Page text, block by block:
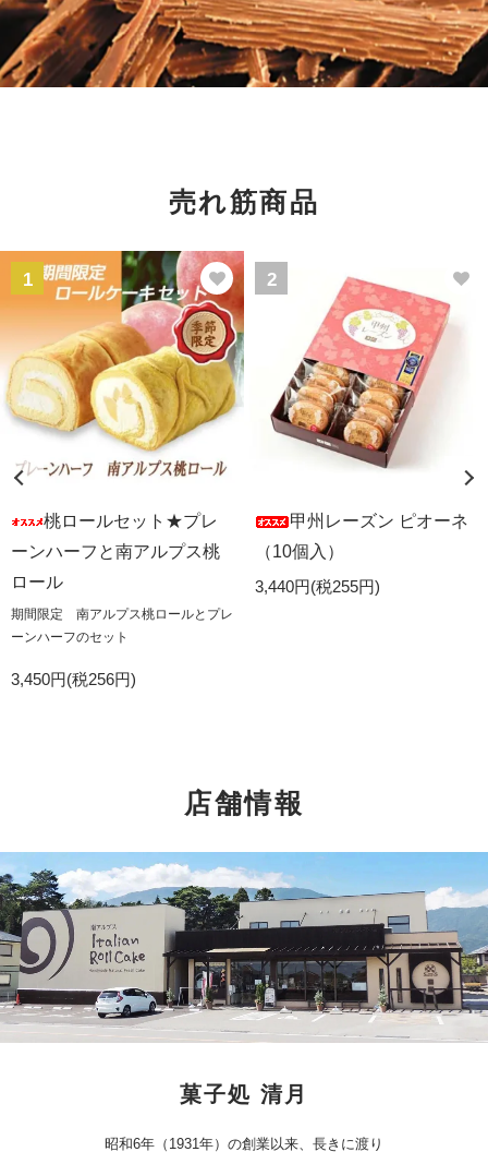
売れ筋商品
1
桃ロールセット★プレ
ーンハーフと南アルプス桃
ロール
期間限定 南アルプス桃ロールとプレ
ーンハーフのセット
3,450円(税256円)
2
甲州レーズン ピオーネ
（10個入）
3,440円(税255円)
店舗情報
菓子処 清月
昭和6年（1931年）の創業以来、長きに渡り